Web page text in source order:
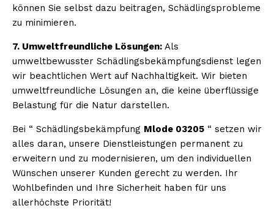
können Sie selbst dazu beitragen, Schädlingsprobleme
zu minimieren.
7. Umweltfreundliche Lösungen: Als
umweltbewusster Schädlingsbekämpfungsdienst legen
wir beachtlichen Wert auf Nachhaltigkeit. Wir bieten
umweltfreundliche Lösungen an, die keine überflüssige
Belastung für die Natur darstellen.
Bei “ Schädlingsbekämpfung Mlode 03205 “ setzen wir
alles daran, unsere Dienstleistungen permanent zu
erweitern und zu modernisieren, um den individuellen
Wünschen unserer Kunden gerecht zu werden. Ihr
Wohlbefinden und Ihre Sicherheit haben für uns
allerhöchste Priorität!